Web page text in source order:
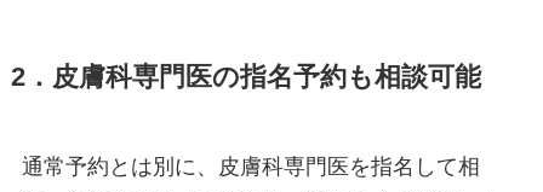
2．皮膚科専門医の指名予約も相談可能
通常予約とは別に、皮膚科専門医を指名して相